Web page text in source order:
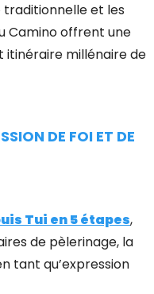
traditionnelle et les
Camino offrent une
itinéraire millénaire de
DE FOI ET DE
Tui en 5 étapes,
de pèlerinage, la
tant qu’expression